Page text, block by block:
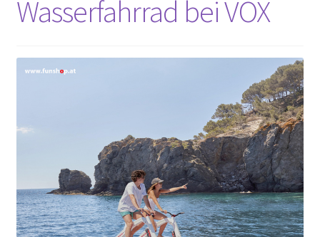
Wasserfahrrad bei VOX